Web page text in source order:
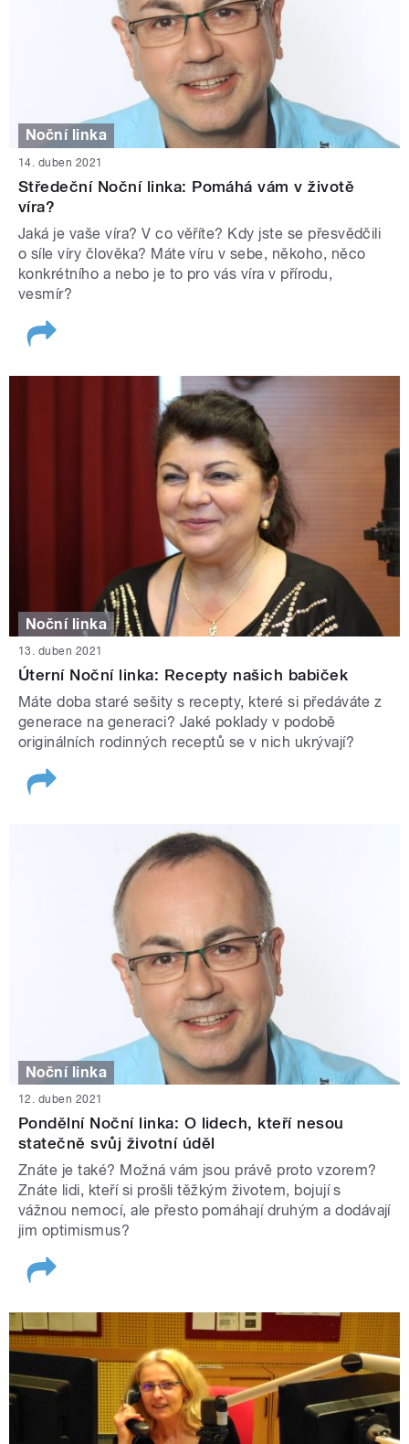
Noční linka
14. duben 2021
Středeční Noční linka: Pomáhá vám v životě
víra?
Jaká je vaše víra? V co věříte? Kdy jste se přesvědčili
o síle víry člověka? Máte víru v sebe, někoho, něco
konkrétního a nebo je to pro vás víra v přírodu,
vesmír?
Noční linka
13. duben 2021
Úterní Noční linka: Recepty našich babiček
Máte doba staré sešity s recepty, které si předáváte z
generace na generaci? Jaké poklady v podobě
originálních rodinných receptů se v nich ukrývají?
Noční linka
12. duben 2021
Pondělní Noční linka: O lidech, kteří nesou
statečně svůj životní úděl
Znáte je také? Možná vám jsou právě proto vzorem?
Znáte lidi, kteří si prošli těžkým životem, bojují s
vážnou nemocí, ale přesto pomáhají druhým a dodávají
jim optimismus?